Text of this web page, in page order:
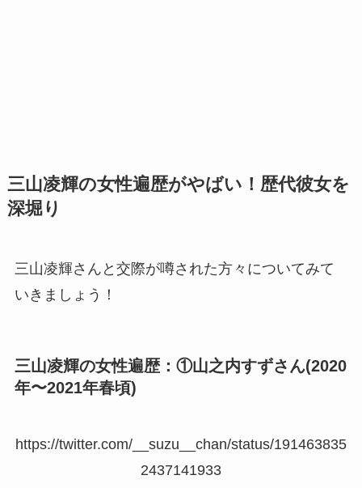
三山凌輝の女性遍歴がやばい！歴代彼女を
深堀り
三山凌輝さんと交際が噂された方々についてみて
いきましょう！
三山凌輝の女性遍歴：①山之内すずさん(2020
年〜2021年春頃)
https://twitter.com/__suzu__chan/status/191463835
2437141933